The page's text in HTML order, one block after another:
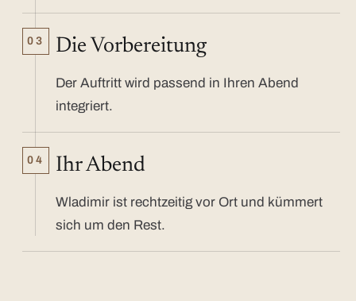
03 Die Vorbereitung
Der Auftritt wird passend in Ihren Abend
integriert.
04 Ihr Abend
Wladimir ist rechtzeitig vor Ort und kümmert
sich um den Rest.